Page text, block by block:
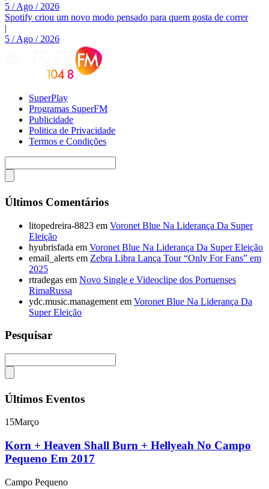
5 / Ago / 2026
Spotify criou um novo modo pensado para quem gosta de correr
|
5 / Ago / 2026
SuperPlay
Programas SuperFM
Publicidade
Politica de Privacidade
Termos e Condições
Últimos Comentários
litopedreira-8823 em Voronet Blue Na Liderança Da Super
Eleição
hyubrisfada em Voronet Blue Na Liderança Da Super Eleição
email_alerts em Zebra Libra Lança Tour “Only For Fans” em
2025
rtradegas em Novo Single e Videoclipe dos Portuenses
RimaRussa
ydc.music.management em Voronet Blue Na Liderança Da
Super Eleição
Pesquisar
Últimos Eventos
15Março
Korn + Heaven Shall Burn + Hellyeah No Campo
Pequeno Em 2017
Campo Pequeno